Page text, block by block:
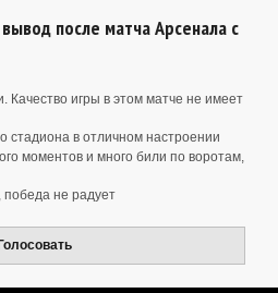
после матча Арсенала с
Качество игры в этом матче не имеет
стадиона в отличном настроении
моментов и много били по воротам,
не радует